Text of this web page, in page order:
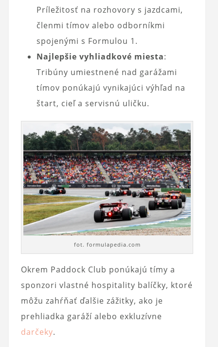
Príležitosť na rozhovory s jazdcami,
členmi tímov alebo odborníkmi
spojenými s Formulou 1.
Najlepšie vyhliadkové miesta:
Tribúny umiestnené nad garážami
tímov ponúkajú vynikajúci výhľad na
štart, cieľ a servisnú uličku.
fot. formulapedia.com
Okrem Paddock Club ponúkajú tímy a
sponzori vlastné hospitality balíčky, ktoré
môžu zahŕňať ďalšie zážitky, ako je
prehliadka garáží alebo exkluzívne
darčeky.